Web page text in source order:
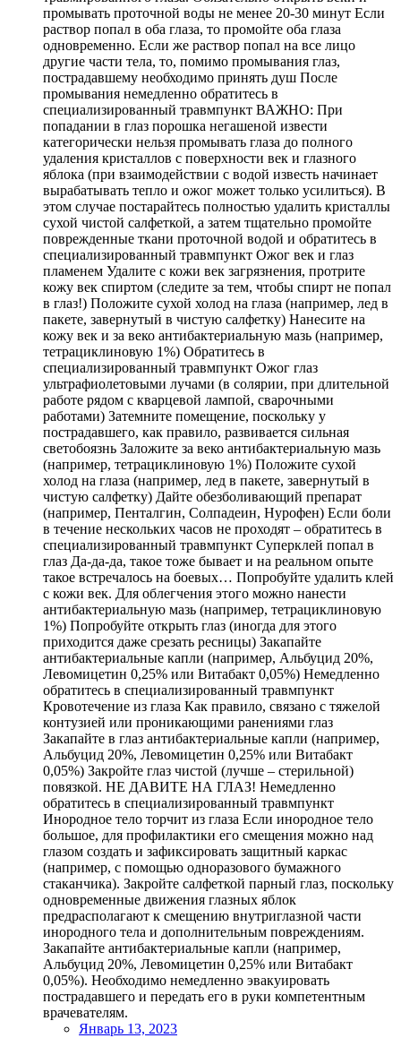
промывать проточной воды не менее 20-30 минут Если
раствор попал в оба глаза, то промойте оба глаза
одновременно. Если же раствор попал на все лицо
другие части тела, то, помимо промывания глаз,
пострадавшему необходимо принять душ После
промывания немедленно обратитесь в
специализированный травмпункт ВАЖНО: При
попадании в глаз порошка негашеной извести
категорически нельзя промывать глаза до полного
удаления кристаллов с поверхности век и глазного
яблока (при взаимодействии с водой известь начинает
выраба­тывать тепло и ожог может только усилиться). В
этом случае постарайтесь полностью удалить кристаллы
сухой чистой салфеткой, а затем тщательно промойте
поврежденные ткани проточной водой и обратитесь в
специализированный травмпункт Ожог век и глаз
пламенем Удалите с кожи век загрязнения, протрите
кожу век спиртом (следите за тем, чтобы спирт не попал
в глаз!) Положите сухой холод на глаза (например, лед в
пакете, завернутый в чистую салфетку) Нанесите на
кожу век и за веко антибактериальную мазь (например,
тетрациклиновую 1%) Обратитесь в
специализированный травмпункт Ожог глаз
ультрафиолетовыми лучами (в солярии, при длительной
работе рядом с кварцевой лампой, сварочными
работами) Затемните помещение, поскольку у
пострадавшего, как правило, развивается сильная
светобоязнь Заложите за веко антибактериальную мазь
(например, тетрациклиновую 1%) Положите сухой
холод на глаза (например, лед в пакете, завернутый в
чистую салфетку) Дайте обезболивающий препарат
(например, Пенталгин, Солпадеин, Нурофен) Если боли
в течение нескольких часов не проходят – обратитесь в
специализированный травмпункт Суперклей попал в
глаз Да-да-да, такое тоже бывает и на реальном опыте
такое встречалось на боевых… Попробуйте удалить клей
с кожи век. Для облегчения этого можно нанести
антибактериальную мазь (например, тетрациклиновую
1%) Попробуйте открыть глаз (иногда для этого
приходится даже срезать ресницы) Закапайте
антибактериальные капли (например, Альбуцид 20%,
Левомицетин 0,25% или Витабакт 0,05%) Немедленно
обратитесь в специализированный травмпункт
Кровотечение из глаза Как правило, связано с тяжелой
контузией или проникающими ранениями глаз
Закапайте в глаз антибактериальные капли (например,
Альбуцид 20%, Левомицетин 0,25% или Витабакт
0,05%) Закройте глаз чистой (лучше – стерильной)
повязкой. НЕ ДАВИТЕ НА ГЛАЗ! Немедленно
обратитесь в специализированный травмпункт
Инородное тело торчит из глаза Если инородное тело
большое, для профилактики его смещения можно над
глазом создать и зафиксировать защитный каркас
(например, с помощью одноразового бумажного
стаканчика). Закройте салфеткой парный глаз, поскольку
одновременные движения глазных яблок
предрасполагают к смещению внутриглазной части
инородного тела и дополнительным повреждениям.
Закапайте антибактериальные капли (например,
Альбуцид 20%, Левомицетин 0,25% или Витабакт
0,05%). Необходимо немедленно эвакуировать
пострадавшего и передать его в руки компетентным
врачевателям.
Январь 13, 2023